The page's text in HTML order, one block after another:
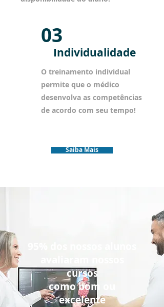
03
Individualidade
O treinamento individual
permite que o médico
desenvolva as competências
de acordo com seu tempo!
Saiba Mais
cursos
como bom ou
excelente